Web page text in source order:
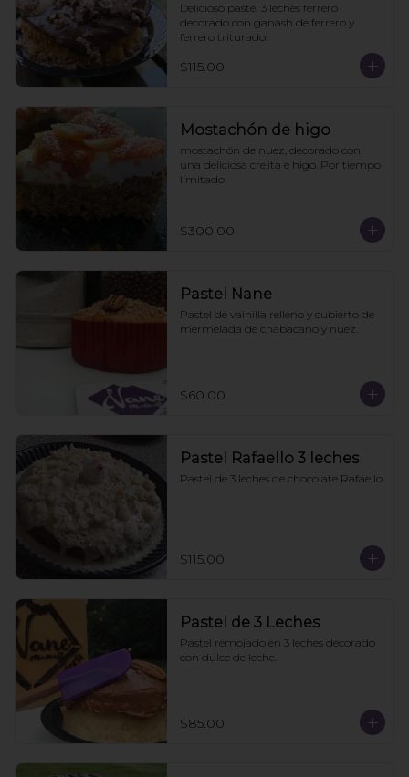
Delicioso pastel 3 leches ferrero
decorado con ganash de ferrero y
ferrero triturado.
$115.00
Mostachón de higo
mostachón de nuez, decorado con
una deliciosa cre,ita e higo. Por tiempo
límitado
$300.00
Pastel Nane
Pastel de vainilla relleno y cubierto de
mermelada de chabacano y nuez.
$60.00
Pastel Rafaello 3 leches
Pastel de 3 leches de chocolate Rafaello
$115.00
Pastel de 3 Leches
Pastel remojado en 3 leches decorado
con dulce de leche.
$85.00